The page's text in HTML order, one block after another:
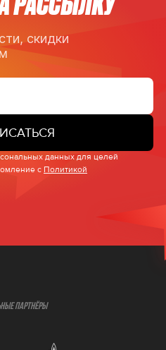
скидки
данных для целей
с Политикой
ПАРТНЁРЫ